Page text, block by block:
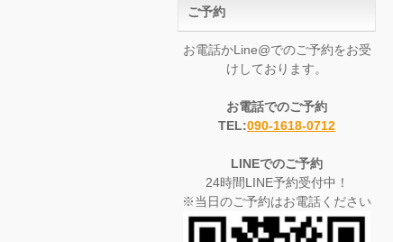
ご予約
お電話かLine@でのご予約をお受
けしております。
お電話でのご予約
TEL:090-1618-0712
LINEでのご予約
24時間LINE予約受付中！
※当日のご予約はお電話ください